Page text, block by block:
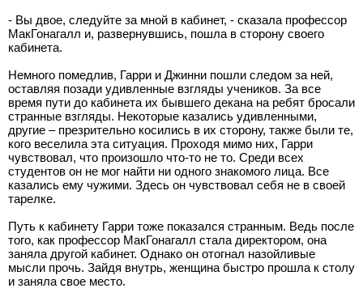
- Вы двое, следуйте за мной в кабинет, - сказала профессор
МакГонагалл и, развернувшись, пошла в сторону своего
кабинета.
Немного помедлив, Гарри и Джинни пошли следом за ней,
оставляя позади удивленные взгляды учеников. За все
время пути до кабинета их бывшего декана на ребят бросали
странные взгляды. Некоторые казались удивленными,
другие – презрительно косились в их сторону, также были те,
кого веселила эта ситуация. Проходя мимо них, Гарри
чувствовал, что произошло что-то не то. Среди всех
студентов он не мог найти ни одного знакомого лица. Все
казались ему чужими. Здесь он чувствовал себя не в своей
тарелке.
Путь к кабинету Гарри тоже показался странным. Ведь после
того, как профессор МакГонагалл стала директором, она
заняла другой кабинет. Однако он отогнал назойливые
мысли прочь. Зайдя внутрь, женщина быстро прошла к столу
и заняла свое место.